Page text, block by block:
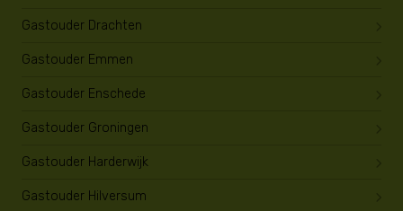
Gastouder Drachten
Gastouder Emmen
Gastouder Enschede
Gastouder Groningen
Gastouder Harderwijk
Gastouder Hilversum